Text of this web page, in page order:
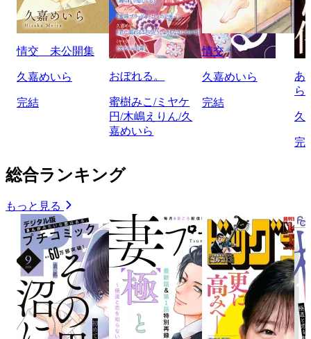
情交 未公開集
久嘉めいら
完結
おぼれる。
蜜樹みこ/ミヤケ
円/木嶋えりん/久
嘉めいら
情交
久嘉めいら
完結
あ
ら
久
完
総合ランキング
もっと見る